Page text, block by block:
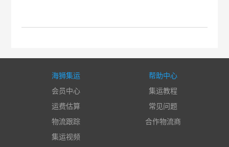
海狮集运
会员中心
运费估算
物流跟踪
集运视频
帮助中心
集运教程
常见问题
合作物流商